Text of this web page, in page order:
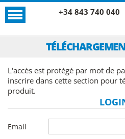
+34 843 740 040
L'accès est protégé par mot de
inscrire dans cette section pour
produit.
Email